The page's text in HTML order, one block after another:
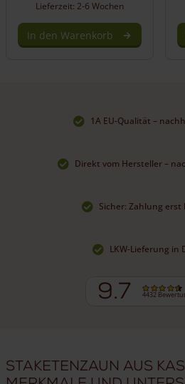
Lieferzeit: 2-6 Wochen
In den Warenkorb
1A EU-Qualität –
Direkt vom Hersteller –
Sicher: Zahlung erst
LKW-Lieferung in
9.7 4432
Staketenzaun aus